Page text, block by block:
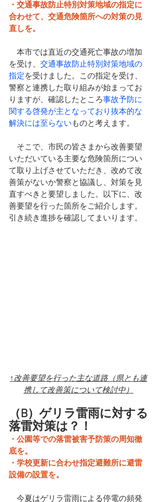
・交通事故防止特別対策地域の指定に
合わせて、交通危険箇所への対策の見
直しを。
本市では直近の交通死亡事故の増加
を受け、 交通事故防止特別対策地域の
指定を受けました。この指定を受け、
警察と連携した取り組みが始まってお
りますが、確認したところ事故予防に
関する啓発が主となっており抜本的な
解決には至らない ものと考えます。
そこで、市民の皆さまから改善要望
いただいている主要な危険箇所につい
て取り上げさせていただき、改めて改
善策がないか警察と協議し、対策を見
直すべきと要望しました。以下に、改
善要望を行った箇所をご紹介します。
引き続き進捗を確認してまいります。
↑改善要望を行った主な道路（県とも連
携して改善策について検討中）
（B）ゲリラ雷雨に対する
落雷対策は？！
・公園等での落雷被害予防策の周知徹
底を。
・学校更新に合わせ指定避難所に避雷
設備の設置を。
今夏はゲリラ雷雨による停電の頻発